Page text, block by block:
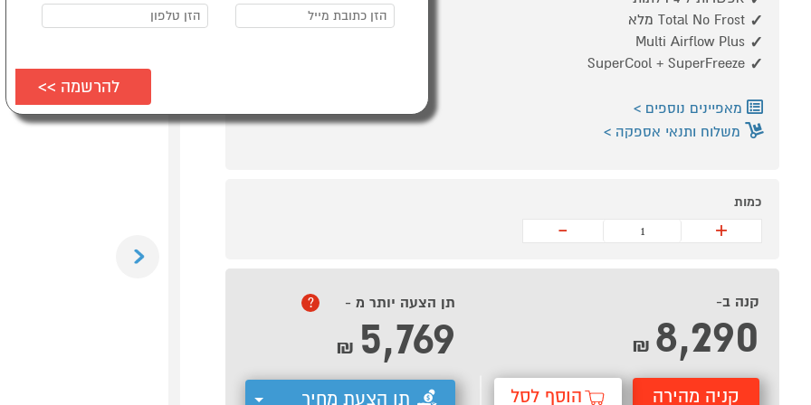
Total No Frost מלא
Multi Airflow Plus
SuperCool + SuperFreeze
מאפיינים נוספים
משלוח ותנאי אספקה
כמות
+
-
קנה ב-
8,290
₪
קניה מהירה הוסף לסל
תן הצעה יותר מ - ?
5,769
₪
תן הצעת מחיר